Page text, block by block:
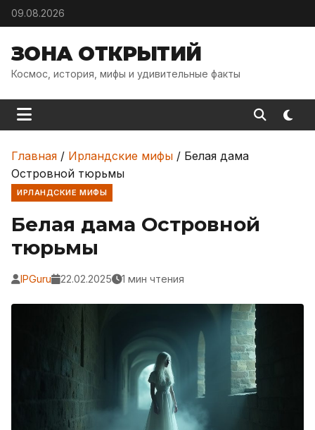
Skip to content
09.08.2026
ЗОНА ОТКРЫТИЙ
Космос, история, мифы и удивительные факты
Главная / Ирландские мифы / Белая дама
Островной тюрьмы
ИРЛАНДСКИЕ МИФЫ
Белая дама Островной
тюрьмы
IPGuru 22.02.2025 1 мин чтения